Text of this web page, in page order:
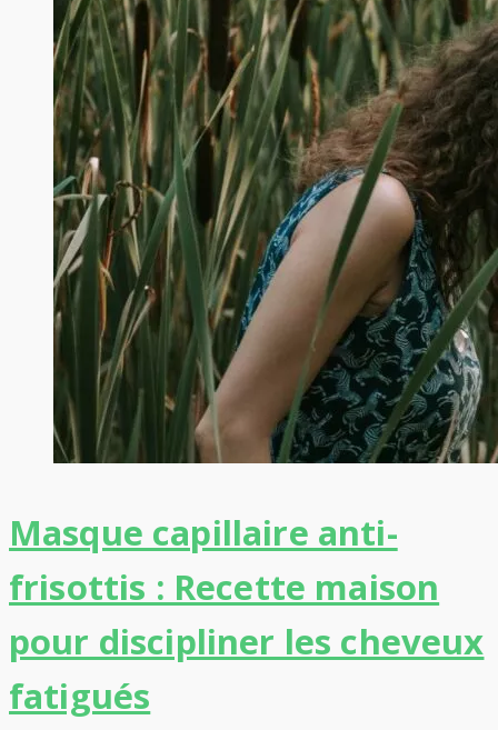
Masque capillaire anti-
frisottis : Recette maison
pour discipliner les cheveux
fatigués